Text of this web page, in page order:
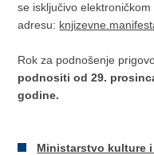
se isključivo elektroničkom
adresu:
Rok za podnošenje
podnositi od 29.
godine.
Ministarstvo kulture